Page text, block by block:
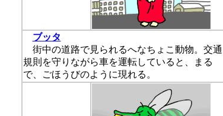
ブッタ
街中の道路で見られるへなちょこ動物。交通
規則を守りながら車を運転していると、まる
で、ごほうびのように現れる。